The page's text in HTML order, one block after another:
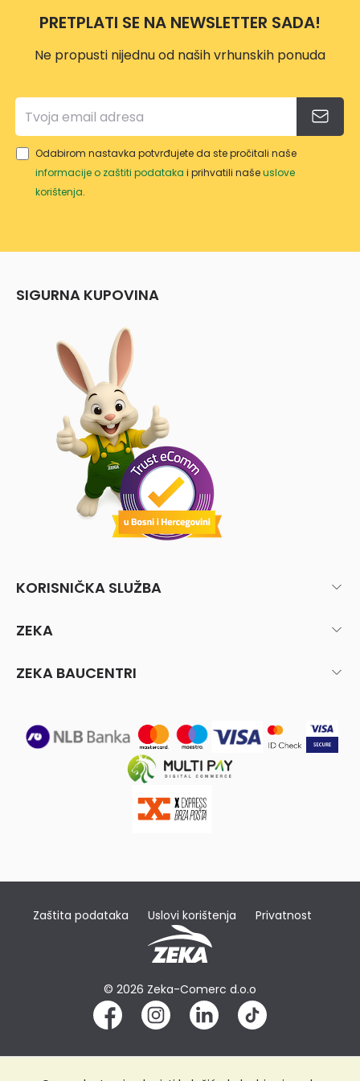
LA
PRETPLATI SE NA NEWSLETTER SADA!
Ne propusti nijednu od naših vrhunskih ponuda
Odabirom nastavka potvrđujete da ste pročitali naše
informacije o zaštiti podataka i prihvatili našeuslove
korištenja.
SIGURNA KUPOVINA
KORISNIČKA SLUŽBA
ZEKA
ZEKA BAUCENTRI
Zaštita podataka Uslovi korištenja Privatnost
© 2026 Zeka-Comerc d.o.o